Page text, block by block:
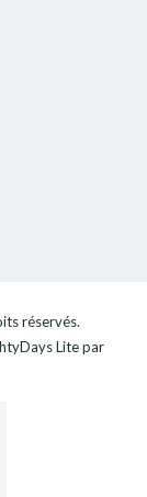
réservés.
Litepar